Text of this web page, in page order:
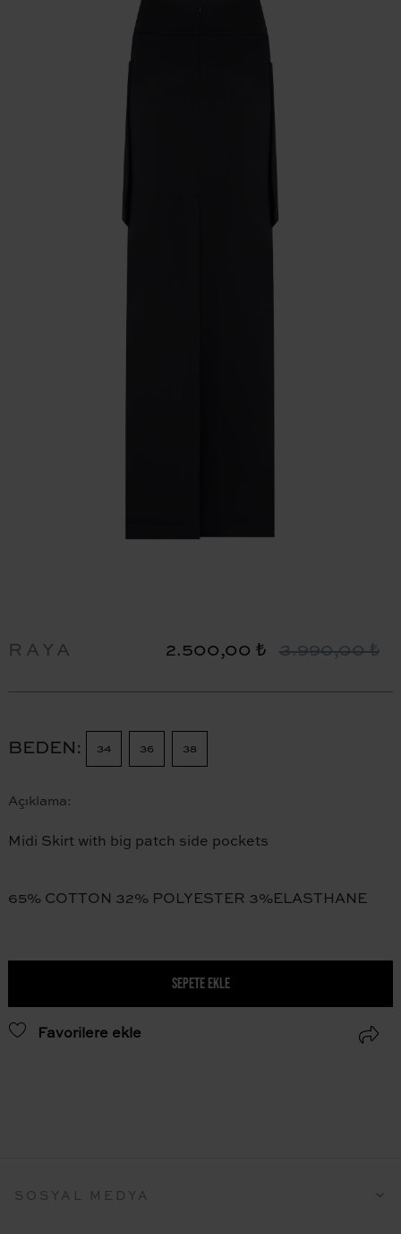
RAYA 2.500,00 ₺ 3.990,00 ₺
BEDEN 34 36 38
Açıklama:
Midi Skirt with big patch side pockets
65% COTTON 32% POLYESTER 3%ELASTHANE
SEPETE EKLE
Favorilere ekle
SOSYAL MEDYA